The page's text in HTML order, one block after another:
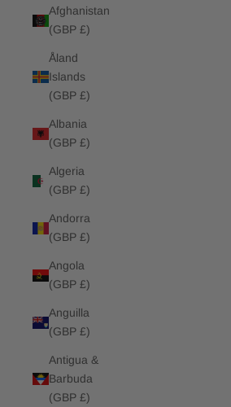
Afghanistan
(GBP £)
Åland
Islands
(GBP £)
Albania
(GBP £)
Algeria
(GBP £)
Andorra
(GBP £)
Angola
(GBP £)
Anguilla
(GBP £)
Antigua &
Barbuda
(GBP £)